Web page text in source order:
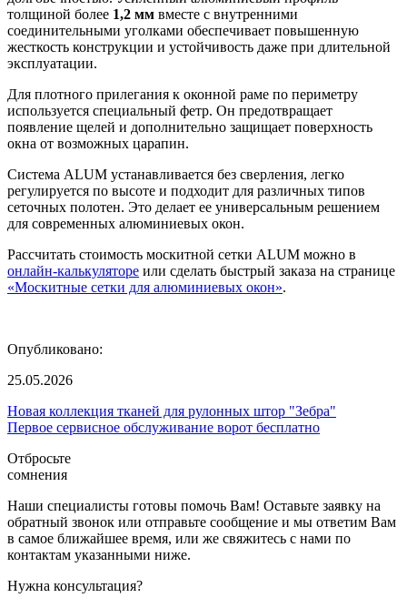
толщиной более 1,2 мм вместе с внутренними
соединительными уголками обеспечивает повышенную
жесткость конструкции и устойчивость даже при длительной
эксплуатации.
Для плотного прилегания к оконной раме по периметру
используется специальный фетр. Он предотвращает
появление щелей и дополнительно защищает поверхность
окна от возможных царапин.
Система ALUM устанавливается без сверления, легко
регулируется по высоте и подходит для различных типов
сеточных полотен. Это делает ее универсальным решением
для современных алюминиевых окон.
Рассчитать стоимость москитной сетки ALUM можно в
онлайн-калькуляторе или сделать быстрый заказа на странице
«Москитные сетки для алюминиевых окон».
Опубликовано:
25.05.2026
Новая коллекция тканей для рулонных штор "Зебра"
Первое сервисное обслуживание ворот бесплатно
Отбросьте
сомнения
Наши специалисты готовы помочь Вам! Оставьте заявку на
обратный звонок или отправьте сообщение и мы ответим Вам
в самое ближайшее время, или же свяжитесь с нами по
контактам указанными ниже.
Нужна консультация?